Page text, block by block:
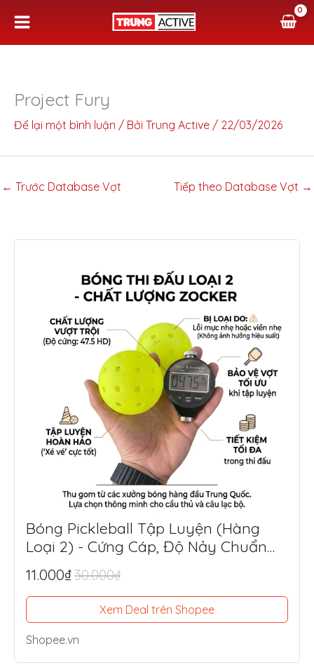
nội
Bóng Pickleball Tập Luyện (Hàng
Loại 2) - Cứng Cáp, Độ Nảy Chuẩn
Thi Đấu, Siêu Tiết Kiệm
11.000₫30.000₫
Xem Deal trên Shopee
Shopee.vn
Project Fury
Để lại một bình luận / Bởi Trung Active / 22/03/2026
← Trước Database Vợt Tiếp theo Database Vợt →